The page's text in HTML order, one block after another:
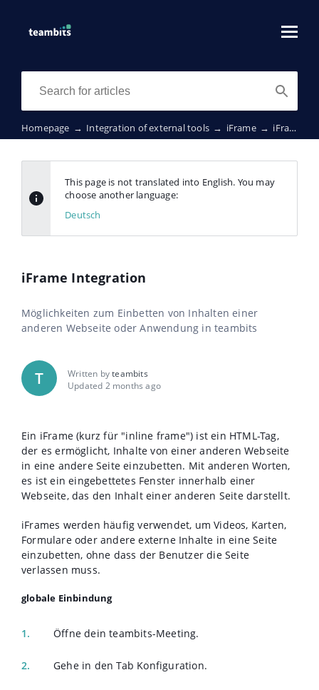
Homepage → Integration of external tools → iFrame → iFrame Integration
This page is not translated into English. You may
choose another language:
Deutsch
iFrame Integration
Möglichkeiten zum Einbetten von Inhalten einer
anderen Webseite oder Anwendung in teambits
T Written byteambits
Updated 2 months ago
Ein iFrame (kurz für "inline frame") ist ein HTML-Tag,
der es ermöglicht, Inhalte von einer anderen Webseite
in eine andere Seite einzubetten. Mit anderen Worten,
es ist ein eingebettetes Fenster innerhalb einer
Webseite, das den Inhalt einer anderen Seite darstellt.
iFrames werden häufig verwendet, um Videos, Karten,
Formulare oder andere externe Inhalte in eine Seite
einzubetten, ohne dass der Benutzer die Seite
verlassen muss.
globale Einbindung
Öffne dein teambits-Meeting.
Gehe in den Tab Konfiguration.